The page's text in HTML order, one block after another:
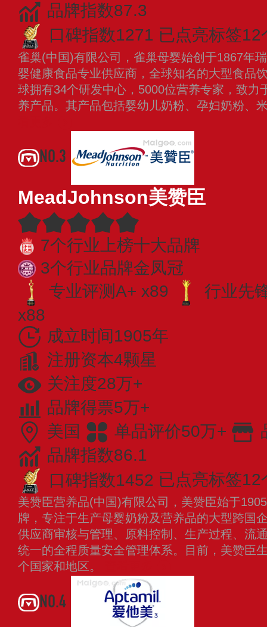
品牌指数87.3
口碑指数1271 已点亮标签12
雀巢(中国)有限公司，雀巢母婴始创于1867年
婴健康食品专业供应商，全球知名的大型食品
球拥有34个研发中心，5000位营养专家，致力
养产品。其产品包括婴幼儿奶粉、孕妇奶粉、
NO.3
MeadJohnson美赞臣
7个行业上榜十大品牌
3个行业品牌金凤冠
专业评测A+ x89
行业先
x88
成立时间1905年
注册资本4颗星
关注度28万+
品牌得票5万+
美国
单品评价50万+
品牌指数86.1
口碑指数1452 已点亮标签12
美赞臣营养品(中国)有限公司，美赞臣始于
牌，专注于生产母婴奶粉及营养品的大型跨国
供应商审核与管理、原料控制、生产过程、流
统一的全程质量安全管理体系。目前，美赞臣
个国家和地区。
NO.4